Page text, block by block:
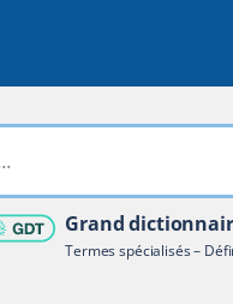
dans tout le site
Grand
Termes spécialisés –